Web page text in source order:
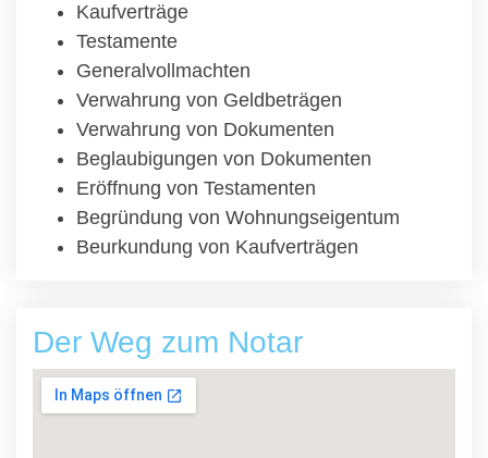
Kaufverträge
Testamente
Generalvollmachten
Verwahrung von Geldbeträgen
Verwahrung von Dokumenten
Beglaubigungen von Dokumenten
Eröffnung von Testamenten
Begründung von Wohnungseigentum
Beurkundung von Kaufverträgen
Der Weg zum Notar